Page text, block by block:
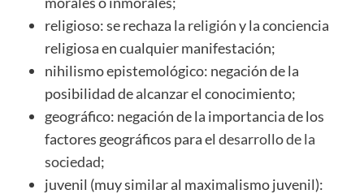
religioso: se rechaza la religióny la conciencia
religiosa en cualquier manifestación;
nihilismo epistemológico: negación de la
posibilidad de alcanzar el conocimiento;
geográfico: negación de la importancia de los
factores geográficos para el desarrollo de la
sociedad;
juvenil (muy similar al maximalismo juvenil):